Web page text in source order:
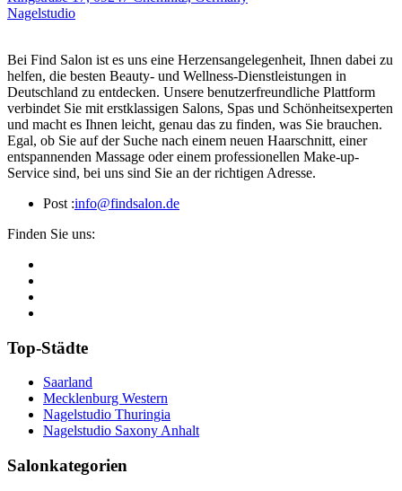
Nagelstudio
Bei Find Salon ist es uns eine Herzensangelegenheit, Ihnen dabei zu
helfen, die besten Beauty- und Wellness-Dienstleistungen in
Deutschland zu entdecken. Unsere benutzerfreundliche Plattform
verbindet Sie mit erstklassigen Salons, Spas und Schönheitsexperten
und macht es Ihnen leicht, genau das zu finden, was Sie brauchen.
Egal, ob Sie auf der Suche nach einem neuen Haarschnitt, einer
entspannenden Massage oder einem professionellen Make-up-
Service sind, bei uns sind Sie an der richtigen Adresse.
Post :info@findsalon.de
Finden Sie uns:
Top-Städte
Saarland
Mecklenburg Western
Nagelstudio Thuringia
Nagelstudio Saxony Anhalt
Salonkategorien